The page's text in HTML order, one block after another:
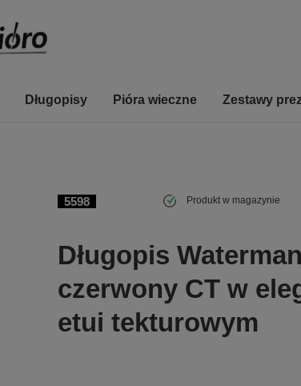
Długopisy Pióra wieczne Zestawy
5598 Produkt w magazynie
Długopis
czerwony CT w
etui tekturowym